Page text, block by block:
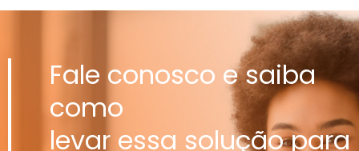
Fale conosco e saiba
como
levar essa solução para